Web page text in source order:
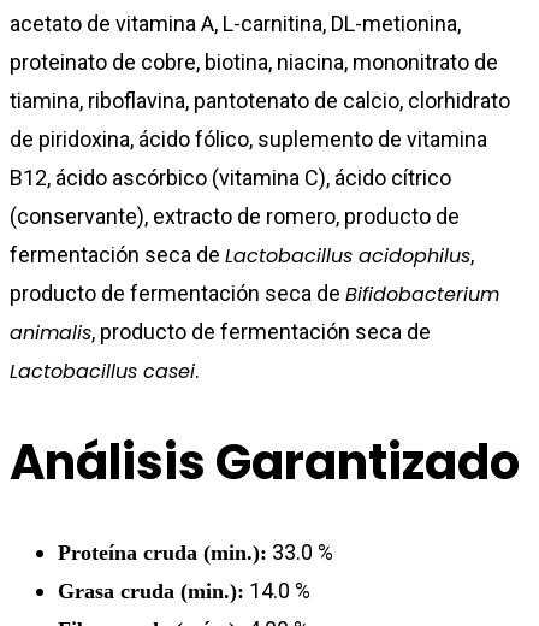
acetato de vitamina A, L-carnitina, DL-metionina,
proteinato de cobre, biotina, niacina, mononitrato de
tiamina, riboflavina, pantotenato de calcio, clorhidrato
de piridoxina, ácido fólico, suplemento de vitamina
B12, ácido ascórbico (vitamina C), ácido cítrico
(conservante), extracto de romero, producto de
fermentación seca de Lactobacillus acidophilus,
producto de fermentación seca de Bifidobacterium
animalis, producto de fermentación seca de
Lactobacillus casei.
Análisis Garantizado
Proteína cruda (min.): 33.0 %
Grasa cruda (min.): 14.0 %